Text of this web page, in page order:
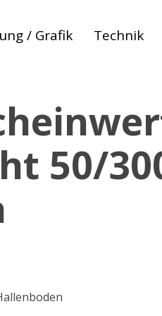
/ Grafik Technik
50/